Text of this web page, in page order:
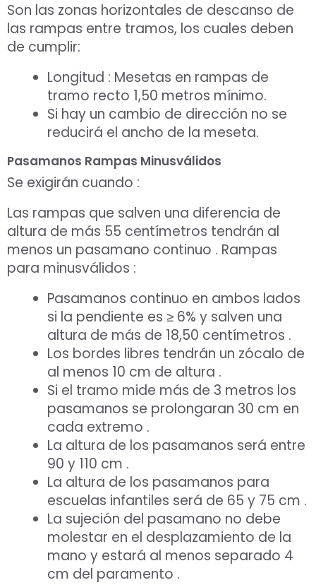
Son las zonas horizontales de descanso de
las rampas entre tramos, los cuales deben
de cumplir:
Longitud : Mesetas en rampas de
tramo recto 1,50 metros mínimo.
Si hay un cambio de dirección no se
reducirá el ancho de la meseta.
Pasamanos Rampas Minusválidos
Se exigirán cuando :
Las rampas que salven una diferencia de
altura de más 55 centímetros tendrán al
menos un pasamano continuo . Rampas
para minusválidos :
Pasamanos continuo en ambos lados
si la pendiente es ≥ 6% y salven una
altura de más de 18,50 centímetros .
Los bordes libres tendrán un zócalo de
al menos 10 cm de altura .
Si el tramo mide más de 3 metros los
pasamanos se prolongaran 30 cm en
cada extremo .
La altura de los pasamanos será entre
90 y 110 cm .
La altura de los pasamanos para
escuelas infantiles será de 65 y 75 cm .
La sujeción del pasamano no debe
molestar en el desplazamiento de la
mano y estará al menos separado 4
cm del paramento .